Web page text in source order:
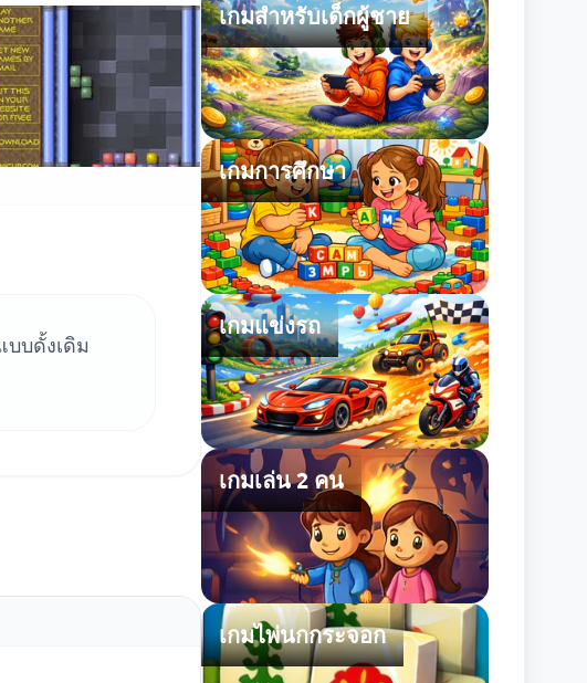
บบดั้งเดิม
เกมสำหรับเด็กผู้ชาย
เกมการศึกษา
เกมแข่งรถ
เกมเล่น 2 คน
เกมไพ่นกกระจอก